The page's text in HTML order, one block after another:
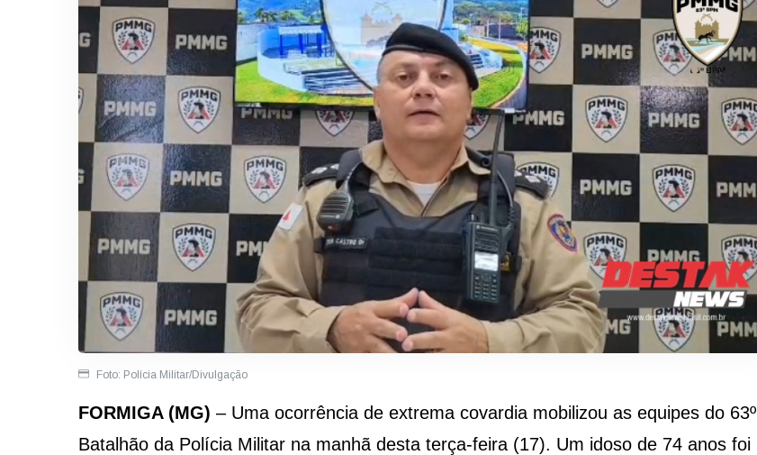
Foto: Polícia Militar/Divulgação
FORMIGA (MG) – Uma ocorrência de extrema covardia mobilizou as equipes do 63º
Batalhão da Polícia Militar na manhã desta terça-feira (17). Um idoso de 74 anos foi